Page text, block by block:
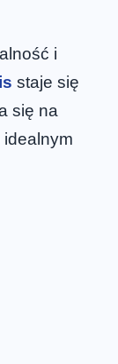
i
staje się
się na